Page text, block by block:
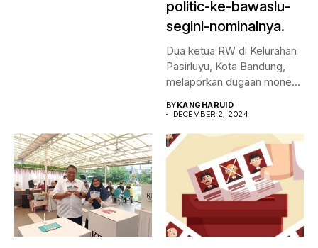
politic-ke-bawaslu-
segini-nominalnya.
Dua ketua RW di Kelurahan
Pasirluyu, Kota Bandung,
melaporkan dugaan money
BYKANGHARUID
DECEMBER 2, 2024